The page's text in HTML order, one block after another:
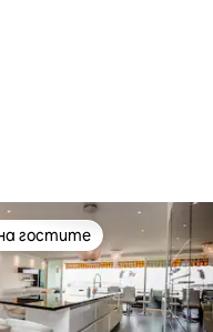
гостите
гостите